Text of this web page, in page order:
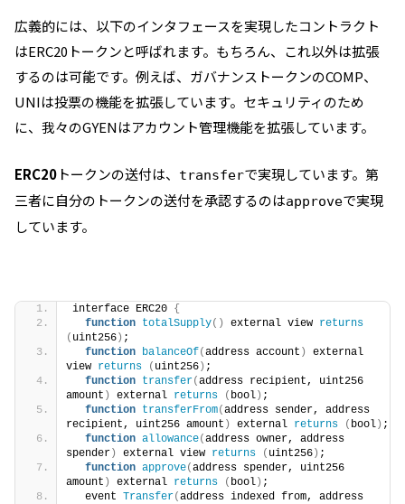
広義的には、以下のインタフェースを実現したコントラクト
はERC20トークンと呼ばれます。もちろん、これ以外は拡張
するのは可能です。例えば、ガバナンストークンのCOMP、
UNIは投票の機能を拡張しています。セキュリティのため
に、我々のGYENはアカウント管理機能を拡張しています。
ERC20 トークンの送付は、 transferで実現しています。第
三者に自分のトークンの送付を承認するのはapproveで実現
しています。
interface ERC20 {
function totalSupply() external view returns
( uint256 ) ;
function balanceOf(address account )
external
view returns ( uint256 ) ;
function transfer(address recipient, uint256
amount ) external returns ( bool ) ;
function transferFrom(address sender, address
recipient, uint256 amount ) external returns ( bool ) ;
function allowance(address owner, address
spender ) external view returns ( uint256 ) ;
function approve(address spender, uint256
amount ) external returns ( bool ) ;
  event
Transfer(address indexed from, address